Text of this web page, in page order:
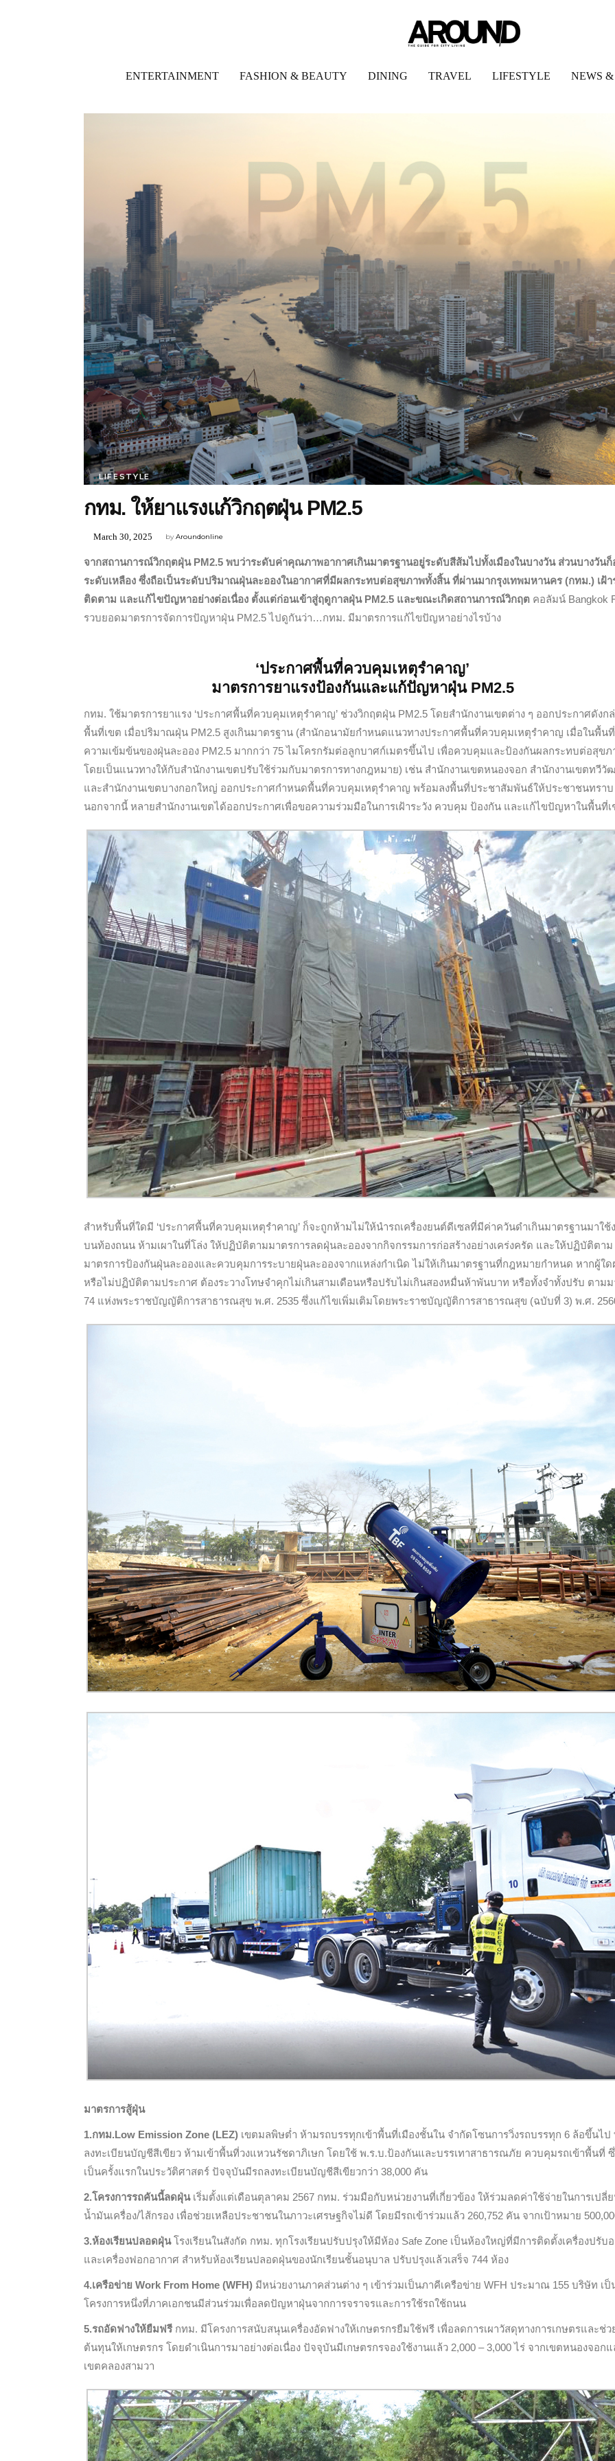
ENTERTAINMENT FASHION & BEAUTY DINING TRAVEL LIFESTYLE NEWS
LIFESTYLE
กทม. ให้ยาแรงแก้วิกฤตฝุ่น PM2.5
byAroundonline
March 30, 2025
จากสถานการณ์วิกฤตฝุ่น PM2.5 พบว่าระดับค่าคุณภาพอากาศเกินมาตรฐานอยู่ระดับสีส้มไปทั้งเมืองในบางวัน ส่วนบางวันก็
ระดับเหลือง ซึ่งถือเป็นระดับปริมาณฝุ่นละอองในอากาศที่มีผลกระทบต่อสุขภาพทั้งสิ้น ที่ผ่านมากรุงเทพมหานคร (กทม.) เฝ้า
ติดตาม และแก้ไขปัญหาอย่างต่อเนื่อง ตั้งแต่ก่อนเข้าสู่ฤดูกาลฝุ่น PM2.5 และขณะเกิดสถานการณ์วิกฤต คอลัมน์ Bangkok
รวบยอดมาตรการจัดการปัญหาฝุ่น PM2.5 ไปดูกันว่า…กทม. มีมาตรการแก้ไขปัญหาอย่างไรบ้าง
‘ประกาศพื้นที่ควบคุมเหตุรำคาญ’
มาตรการยาแรงป้องกันและแก้ปัญหาฝุ่น PM2.5
กทม. ใช้มาตรการยาแรง ‘ประกาศพื้นที่ควบคุมเหตุรำคาญ’ ช่วงวิกฤตฝุ่น PM2.5 โดยสำนักงานเขตต่าง ๆ ออกประกาศดังก
พื้นที่เขต เมื่อปริมาณฝุ่น PM2.5 สูงเกินมาตรฐาน (สำนักอนามัยกำหนดแนวทางประกาศพื้นที่ควบคุมเหตุรำคาญ เมื่อในพื้น
ความเข้มข้นของฝุ่นละออง PM2.5 มากกว่า 75 ไมโครกรัมต่อลูกบาศก์เมตรขึ้นไป เพื่อควบคุมและป้องกันผลกระทบต่อสุขภ
โดยเป็นแนวทางให้กับสำนักงานเขตปรับใช้ร่วมกับมาตรการทางกฎหมาย) เช่น สำนักงานเขตหนองจอก สำนักงานเขตทวีวั
และสำนักงานเขตบางกอกใหญ่ ออกประกาศกำหนดพื้นที่ควบคุมเหตุรำคาญ พร้อมลงพื้นที่ประชาสัมพันธ์ให้ประชาชนทราบ
นอกจากนี้ หลายสำนักงานเขตได้ออกประกาศเพื่อขอความร่วมมือในการเฝ้าระวัง ควบคุม ป้องกัน และแก้ไขปัญหาในพื้นที่
สำหรับพื้นที่ใดมี ‘ประกาศพื้นที่ควบคุมเหตุรำคาญ’ ก็จะถูกห้ามไม่ให้นำรถเครื่องยนต์ดีเซลที่มีค่าควันดำเกินมาตรฐานมาใช้
บนท้องถนน ห้ามเผาในที่โล่ง ให้ปฏิบัติตามมาตรการลดฝุ่นละอองจากกิจกรรมการก่อสร้างอย่างเคร่งครัด และให้ปฏิบัติตาม
มาตรการป้องกันฝุ่นละอองและควบคุมการระบายฝุ่นละอองจากแหล่งกำเนิด ไม่ให้เกินมาตรฐานที่กฎหมายกำหนด หากผู้ใด
หรือไม่ปฏิบัติตามประกาศ ต้องระวางโทษจำคุกไม่เกินสามเดือนหรือปรับไม่เกินสองหมื่นห้าพันบาท หรือทั้งจำทั้งปรับ ตามม
74 แห่งพระราชบัญญัติการสาธารณสุข พ.ศ. 2535 ซึ่งแก้ไขเพิ่มเติมโดยพระราชบัญญัติการสาธารณสุข (ฉบับที่ 3) พ.ศ.
มาตรการสู้ฝุ่น
1.กทม. Low Emission Zone (LEZ) เขตมลพิษต่ำ ห้ามรถบรรทุกเข้าพื้นที่เมืองชั้นใน จำกัดโซนการวิ่งรถบรรทุก 6 ล้อขึ้นไป
ลงทะเบียนบัญชีสีเขียว ห้ามเข้าพื้นที่วงแหวนรัชดาภิเษก โดยใช้ พ.ร.บ.ป้องกันและบรรเทาสาธารณภัย ควบคุมรถเข้าพื้นที่
เป็นครั้งแรกในประวัติศาสตร์ ปัจจุบันมีรถลงทะเบียนบัญชีสีเขียวกว่า 38,000 คัน
2.โครงการรถคันนี้ลดฝุ่น เริ่มตั้งแต่เดือนตุลาคม 2567 กทม. ร่วมมือกับหน่วยงานที่เกี่ยวข้อง ให้ร่วมลดค่าใช้จ่ายในการเปลี่
น้ำมันเครื่อง/ไส้กรอง เพื่อช่วยเหลือประชาชนในภาวะเศรษฐกิจไม่ดี โดยมีรถเข้าร่วมแล้ว 260,752 คัน จากเป้าหมาย
3.ห้องเรียนปลอดฝุ่นโรงเรียนในสังกัด กทม. ทุกโรงเรียนปรับปรุงให้มีห้อง Safe Zone เป็นห้องใหญ่ที่มีการติดตั้งเครื่องปรับ
และเครื่องฟอกอากาศ สำหรับห้องเรียนปลอดฝุ่นของนักเรียนชั้นอนุบาล ปรับปรุงแล้วเสร็จ 744 ห้อง
4.เครือข่าย Work From Home (WFH) มีหน่วยงานภาคส่วนต่าง ๆ เข้าร่วมเป็นภาคีเครือข่าย WFH ประมาณ 155 บริษัท เป็
โครงการหนึ่งที่ภาคเอกชนมีส่วนร่วมเพื่อลดปัญหาฝุ่นจากการจราจรและการใช้รถใช้ถนน
5.รถอัดฟางให้ยืมฟรีกทม. มีโครงการสนับสนุนเครื่องอัดฟางให้เกษตรกรยืมใช้ฟรี เพื่อลดการเผาวัสดุทางการเกษตรและช่ว
ต้นทุนให้เกษตรกร โดยดำเนินการมาอย่างต่อเนื่อง ปัจจุบันมีเกษตรกรจองใช้งานแล้ว 2,000 – 3,000 ไร่ จากเขตหนองจอกแ
เขตคลองสามวา